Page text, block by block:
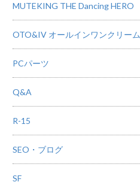
MUTEKING THE Dancing HERO
OTO&IV オールインワンクリーム
PCパーツ
Q&A
R-15
SEO・ブログ
SF